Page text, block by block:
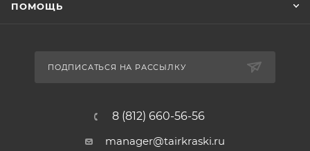
ПОМОЩЬ
ПОДПИСАТЬСЯ НА РАССЫЛКУ
8 (812) 660-56-56
manager@tairkraski.ru